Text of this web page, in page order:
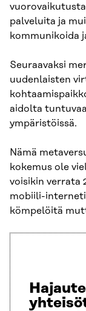
palveluita ja
kommunikoida
Seuraavaksi
uudenlaisten
aidolta
ympäristöissä.
Nämä
kokemus ole
voisikin verrata
mobiili-
kömpelöitä